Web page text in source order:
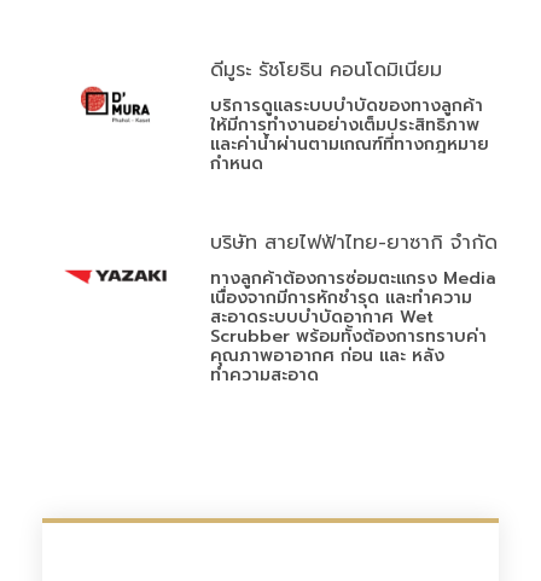
ดีมูระ รัชโยธิน คอนโดมิเนียม
บริการดูแลระบบบำบัดของทางลูกค้า
ให้มีการทำงานอย่างเต็มประสิทธิภาพ
และค่าน้ำผ่านตามเกณฑ์ที่ทางกฎหมาย
กำหนด
บริษัท สายไฟฟ้าไทย-ยาซากิ จำกัด
ทางลูกค้าต้องการซ่อมตะแกรง Media
เนื่องจากมีการหักชำรุด และทำความ
สะอาดระบบบำบัดอากาศ Wet
Scrubber พร้อมทั้งต้องการทราบค่า
คุณภาพอาอากศ ก่อน และ หลัง
ทำความสะอาด